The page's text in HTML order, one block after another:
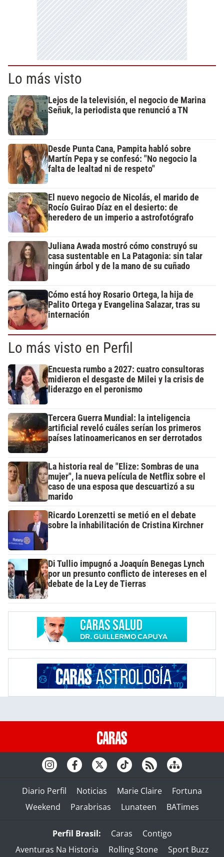
Lo más visto
Lejos de la televisión, el negocio de Marina
Señuk, la periodista que renunció a TN
Desde Punta Cana, Pampita habló sobre
Martín Pepa y se confesó: "No negocio la
falta de lealtad ni de respeto"
El nuevo negocio de Nicolás, el marido de
Rocío Guirao Díaz en el desierto: de
heredero de un imperio a astrofotógrafo
Juliana Awada mostró cómo construyó su
casa sustentable en La Patagonia: sin talar
ningún árbol y de la mano de su cuñado
Cómo está hoy Rosario Ortega, la hija de
Palito Ortega y Evangelina Salazar, tras su
internación
Lo más visto en Perfil
Encuesta rumbo a 2027: cuatro consultoras
midieron el desgaste de Milei y la crisis de
liderazgo en el peronismo
Tercera Guerra Mundial: la inteligencia
artificial reveló cuáles serían los primeros
países latinoamericanos en ser derrotados
La historia real de "Elize: Sombras de una
mujer", la nueva película de Netflix sobre el
caso de una esposa que descuartizó a su
marido
Ricardo Lorenzetti se metió en el debate
sobre la inhabilitación de Cristina Kirchner
Di Tullio impugnó a Joaquín Benegas Lynch
por un presunto conflicto de intereses en el
debate de la Ley de Tierras
Diario Perfil Noticias Marie Claire
Fortuna
Weekend
Parabrisas Lunateen BATimes
Perfil Brasil: Caras
Contigo
Aventuras Na Historia
Rolling Stone Sport Buzz